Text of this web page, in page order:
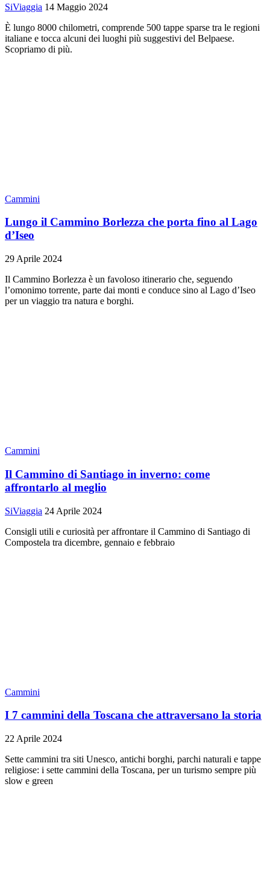
SiViaggia 14 Maggio 2024
È lungo 8000 chilometri, comprende 500 tappe sparse tra le regioni
italiane e tocca alcuni dei luoghi più suggestivi del Belpaese.
Scopriamo di più.
Cammini
Lungo il Cammino Borlezza che porta fino al Lago
d’Iseo
29 Aprile 2024
Il Cammino Borlezza è un favoloso itinerario che, seguendo
l’omonimo torrente, parte dai monti e conduce sino al Lago d’Iseo
per un viaggio tra natura e borghi.
Cammini
Il Cammino di Santiago in inverno: come
affrontarlo al meglio
SiViaggia 24 Aprile 2024
Consigli utili e curiosità per affrontare il Cammino di Santiago di
Compostela tra dicembre, gennaio e febbraio
Cammini
I 7 cammini della Toscana che attraversano la storia
22 Aprile 2024
Sette cammini tra siti Unesco, antichi borghi, parchi naturali e tappe
religiose: i sette cammini della Toscana, per un turismo sempre più
slow e green